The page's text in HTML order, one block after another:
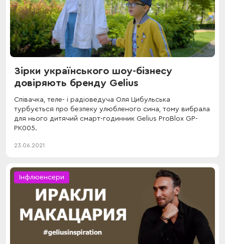
Зірки українського шоу-бізнесу
довіряють бренду Gelius
Співачка, теле- і радіоведуча Оля Цибульська
турбується про безпеку улюбленого сина, тому вибрала
для нього дитячий смарт-годинник Gelius ProBlox GP-
PK005.
23.06.2021
Інфлюенсери